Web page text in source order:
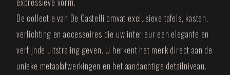
De collectie van De Castelli omvat exclusieve tafels, kasten,
verlichting en accessoires die uw interieur een elegante en
verfijnde uitstraling geven. U herkent het merk direct aan de
unieke metaalafwerkingen en het aandachtige detailniveau.